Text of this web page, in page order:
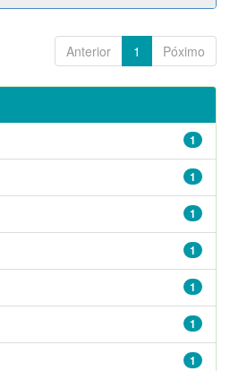
Anterior 1 Póximo
1
1
1
1
1
1
1